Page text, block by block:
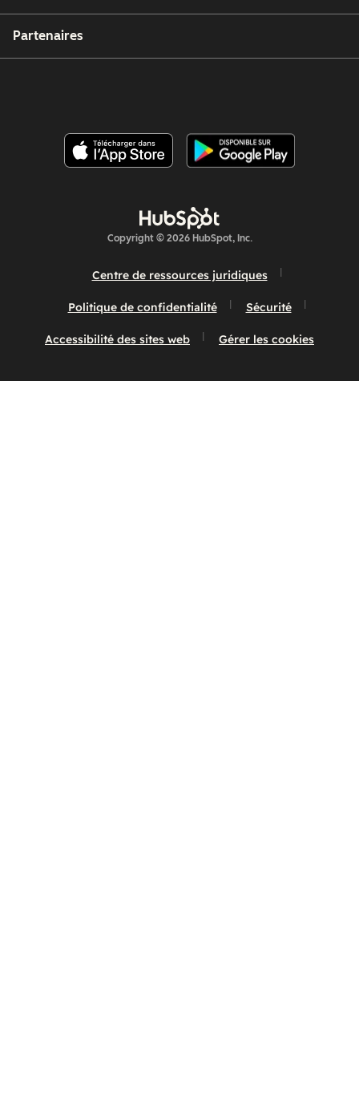
Partenaires
Copyright © 2026 HubSpot, Inc.
Centre de ressources juridiques
Politique de confidentialité Sécurité
Accessibilité des sites web Gérer les cookies